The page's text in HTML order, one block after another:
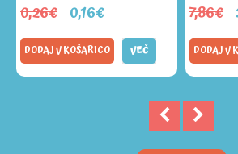
0,26€ 0,16€
DODAJ V KOŠARICO VEČ
7,86€
DODAJ V